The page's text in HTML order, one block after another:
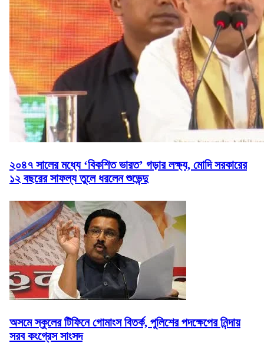
২০৪৭ সালের মধ্যে ‘বিকশিত ভারত’ গড়ার লক্ষ্য, মোদি সরকারের
১২ বছরের সাফল্য তুলে ধরলেন শুভেন্দু
অসমে স্কুলের টিফিনে গোমাংস বিতর্ক, পুলিশের পদক্ষেপের নিন্দায়
সরব কংগ্রেস সাংসদ